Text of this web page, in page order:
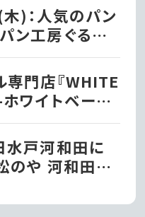
)：人気のパン
ン工房ぐるぐる
して水戸市笠
プン!!
専門店『WHITE
ワイトベーグ
見町にオープ
見町
水戸河和田に
のや 河和田